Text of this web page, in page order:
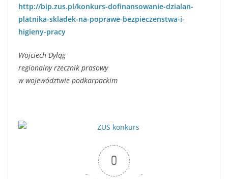
http://bip.zus.pl/konkurs-dofinansowanie-dzialan-
platnika-skladek-na-poprawe-bezpieczenstwa-i-
higieny-pracy
Wojciech Dyląg
regionalny rzecznik prasowy
w województwie podkarpackim
0